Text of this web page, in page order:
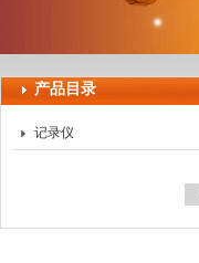
上海天珀电子科技有限公司
产品目录
记录仪